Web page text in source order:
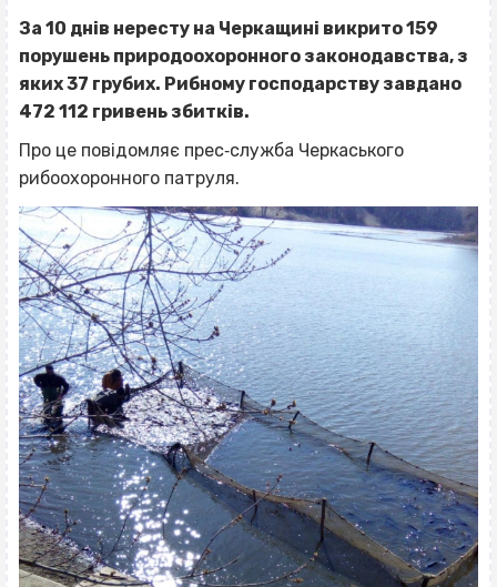
За 10 днів нересту на Черкащині викрито 159
порушень природоохоронного законодавства, з
яких 37 грубих. Рибному господарству завдано
472 112 гривень збитків.
Про це повідомляє прес‐служба Черкаського
рибоохоронного патруля.